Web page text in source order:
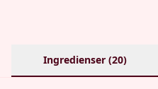
Ingredienser (20)